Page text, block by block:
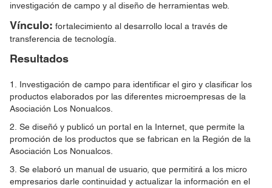
investigación de campo y al diseño de herramientas web.
Vínculo: fortalecimiento al desarrollo local a través de
transferencia de tecnología.
Resultados
1. Investigación de campo para identificar el giro y clasificar los
productos elaborados por las diferentes microempresas de la
Asociación Los Nonualcos.
2. Se diseñó y publicó un portal en la Internet, que permite la
promoción de los productos que se fabrican en la Región de la
Asociación Los Nonualcos.
3. Se elaboró un manual de usuario, que permitirá a los micro
empresarios darle continuidad y actualizar la información en el